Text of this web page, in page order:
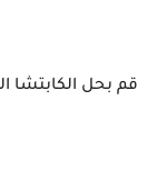
قم بحل الكابتشا